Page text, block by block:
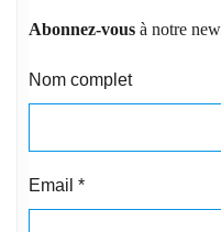
Abonnez-vous à notre
Nom complet
Email *